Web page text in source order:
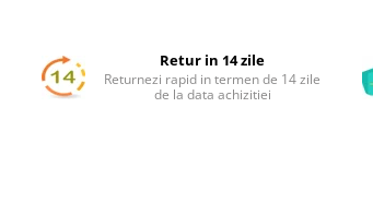
Retur in 14 zile
Returnezi rapid in termen de 14 zile
de la data achizitiei